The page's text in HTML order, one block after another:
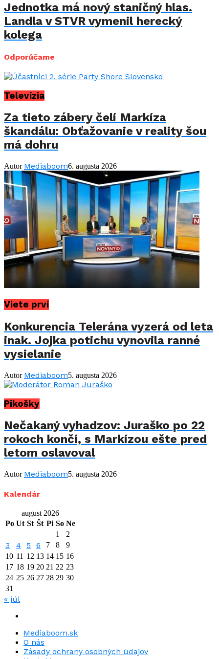
Jednotka má nový staničný hlas.
Landla v STVR vymenil herecký
kolega
Odporúčame
Televízia
Za tieto zábery čelí Markíza
škandálu: Obťažovanie v reality šou
má dohru
Autor Mediaboom6. augusta 2026
Viete prví
Konkurencia Telerána vyzerá od leta
inak. Jojka potichu vynovila ranné
vysielanie
Autor Mediaboom5. augusta 2026
Pikošky
Nečakaný vyhadzov: Juraško po 22
rokoch končí, s Markízou ešte pred
letom oslavoval
Autor Mediaboom5. augusta 2026
Kalendár
august 2026
Po Ut St Št Pi So Ne
1
2
3 4 5 6 7 8
9
10 11 12 13 14 15 16
17 18 19 20 21 22 23
24 25 26 27 28 29 30
31
« júl
Mediaboom.sk
O nás
Zásady ochrany osobných údajov